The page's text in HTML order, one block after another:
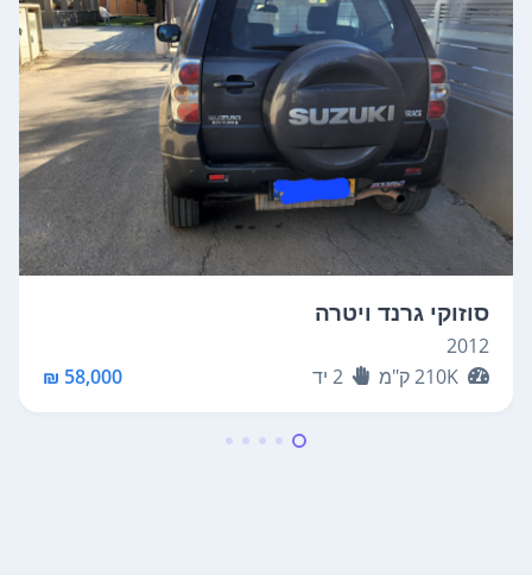
סוזוקי גרנד ויטרה
2012
210Kק"מ 2 יד 58,000 ₪